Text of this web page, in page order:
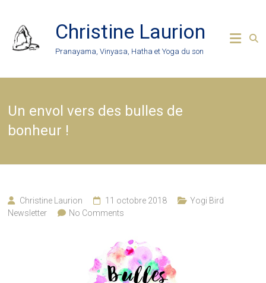
content
Christine Laurion
Pranayama, Vinyasa, Hatha et Yoga du son
Un envol vers des bulles de
bonheur !
Christine Laurion 11 octobre 2018
Yogi Bird
Newsletter
No Comments